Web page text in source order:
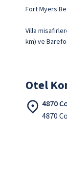
Fort Myers
Villa
km) ve
Otel
4870
4870